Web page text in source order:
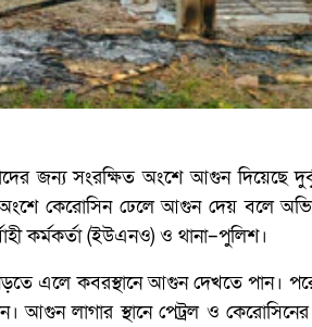
জন্য সংরক্ষিত অংশে আগুন দিয়েছে
অংশে কেরোসিন ঢেলে আগুন দেয় বলে
কর্মকর্তা (ইউএনও) ও থানা–পুলিশ।
পড়তে এলে কবরস্থানে আগুন দেখতে পান।
লাগার স্থানে পেট্রল ও কেরোসিনের